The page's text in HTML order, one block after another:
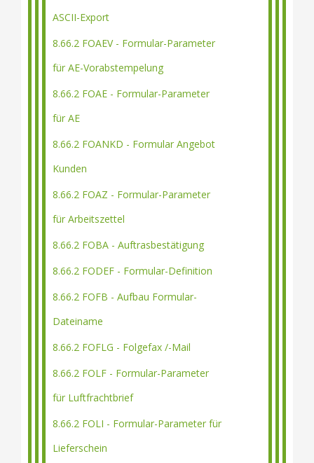
ASCII-Export
8.66.2 FOAEV - Formular-Parameter
für AE-Vorabstempelung
8.66.2 FOAE - Formular-Parameter
für AE
8.66.2 FOANKD - Formular Angebot
Kunden
8.66.2 FOAZ - Formular-Parameter
für Arbeitszettel
8.66.2 FOBA - Auftrasbestätigung
8.66.2 FODEF - Formular-Definition
8.66.2 FOFB - Aufbau Formular-
Dateiname
8.66.2 FOFLG - Folgefax /-Mail
8.66.2 FOLF - Formular-Parameter
für Luftfrachtbrief
8.66.2 FOLI - Formular-Parameter für
Lieferschein